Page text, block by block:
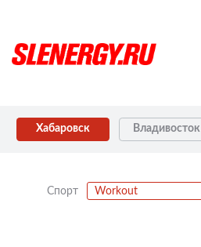
Хабаровск Владивосток
Спорт Workout